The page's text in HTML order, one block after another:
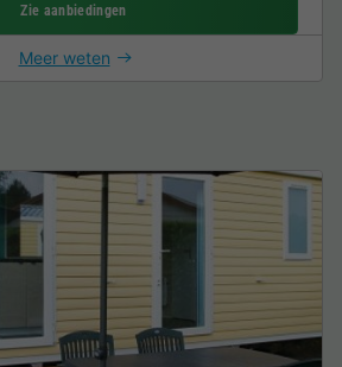
Zie aanbiedingen
Meer weten